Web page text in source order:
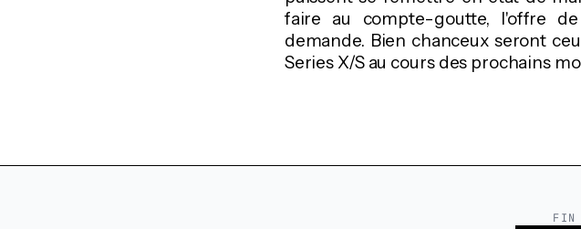
faire au compte-goutte, l'offre
demande. Bien chanceux seront
Series X/S au cours des prochains
FIN